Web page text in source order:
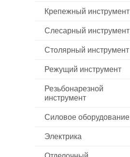
Крепежный инструмент
Слесарный инструмент
Столярный инструмент
Режущий инструмент
Резьбонарезной
инструмент
Силовое оборудование
Электрика